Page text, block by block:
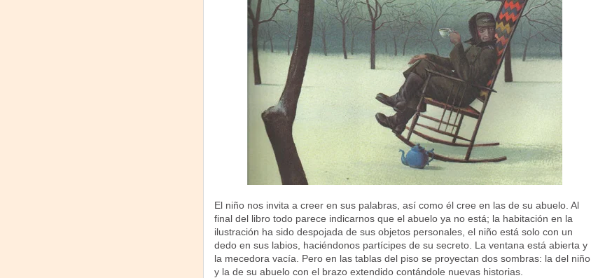
El niño nos invita a creer en sus palabras, así como él cree en las de su abuelo. Al
final del libro todo parece indicarnos que el abuelo ya no está; la habitación en la
ilustración ha sido despojada de sus objetos personales, el niño está solo con un
dedo en sus labios, haciéndonos partícipes de su secreto. La ventana está abierta y
la mecedora vacía. Pero en las tablas del piso se proyectan dos sombras: la del niño
y la de su abuelo con el brazo extendido contándole nuevas historias.